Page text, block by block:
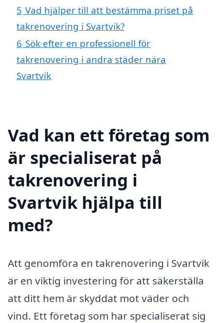
5 Vad hjälper till att bestämma priset på
takrenovering i Svartvik?
6 Sök efter en professionell för
takrenovering i andra städer nära
Svartvik
Vad kan ett företag som
är specialiserat på
takrenovering i
Svartvik hjälpa till
med?
Att genomföra en takrenovering i Svartvik
är en viktig investering för att säkerställa
att ditt hem är skyddat mot väder och
vind. Ett företag som har specialiserat sig